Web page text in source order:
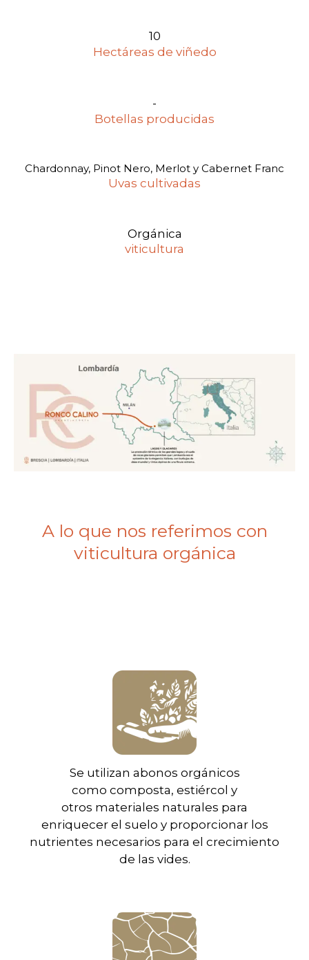
10
Hectáreas de viñedo
-
Botellas producidas
Chardonnay, Pinot Nero, Merlot y Cabernet Franc
Uvas cultivadas
Orgánica
viticultura
A lo que nos referimos con
viticultura orgánica
Se utilizan abonos orgánicos
como composta, estiércol y
otros materiales naturales para
enriquecer el suelo y proporcionar los
nutrientes necesarios para el crecimiento
de las vides.